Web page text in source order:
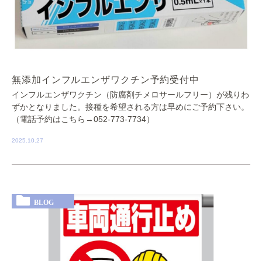
無添加インフルエンザワクチン予約受付中
インフルエンザワクチン（防腐剤チメロサールフリー）が残りわ
ずかとなりました。接種を希望される方は早めにご予約下さい。
（電話予約はこちら→052-773-7734）
2025.10.27
BLOG